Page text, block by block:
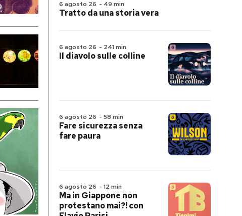
6 agosto 26 - 49 min
Tratto da una storia vera
6 agosto 26 - 241 min
Il diavolo sulle colline
6 agosto 26 - 58 min
Fare sicurezza senza
fare paura
6 agosto 26 - 12 min
Ma in Giappone non
protestano mai?! con